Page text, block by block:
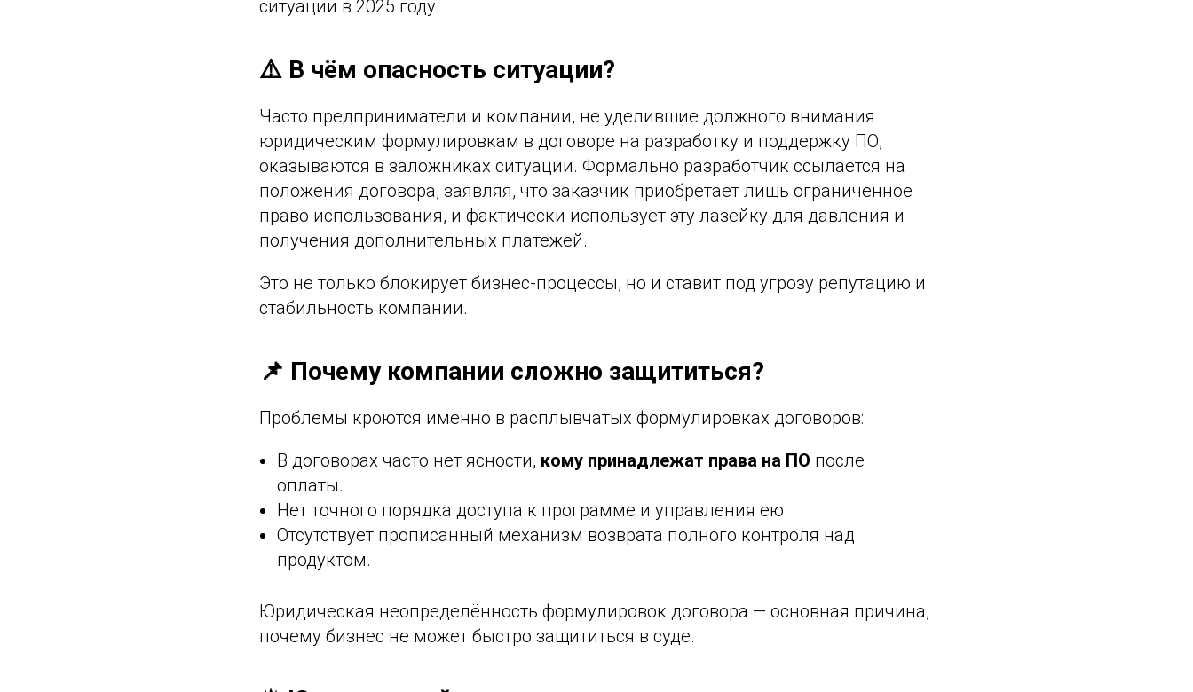
ситуации в 2025 году.
⚠️ В чём опасность ситуации?
Часто предприниматели и компании, не уделившие должного внимания
юридическим формулировкам в договоре на разработку и поддержку ПО,
оказываются в заложниках ситуации. Формально разработчик ссылается на
положения договора, заявляя, что заказчик приобретает лишь ограниченное
право использования, и фактически использует эту лазейку для давления и
получения дополнительных платежей.
Это не только блокирует бизнес-процессы, но и ставит под угрозу репутацию и
стабильность компании.
📌 Почему компании сложно защититься?
Проблемы кроются именно в расплывчатых формулировках договоров:
В договорах часто нет ясности, кому принадлежат права на ПО после
оплаты.
Нет точного порядка доступа к программе и управления ею.
Отсутствует прописанный механизм возврата полного контроля над
продуктом.
Юридическая неопределённость формулировок договора — основная причина,
почему бизнес не может быстро защититься в суде.